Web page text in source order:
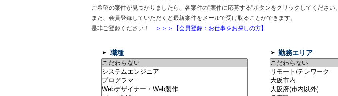
ご希望の案件が見つかりましたら、各案件の"案件に応募する"ボタンをクリックしてください。
また、会員登録していただくと最新案件をメールで受け取ることができます。
是非ご登録ください！
＞＞＞【会員登録：お仕事をお探しの方】
職種 勤務エリア